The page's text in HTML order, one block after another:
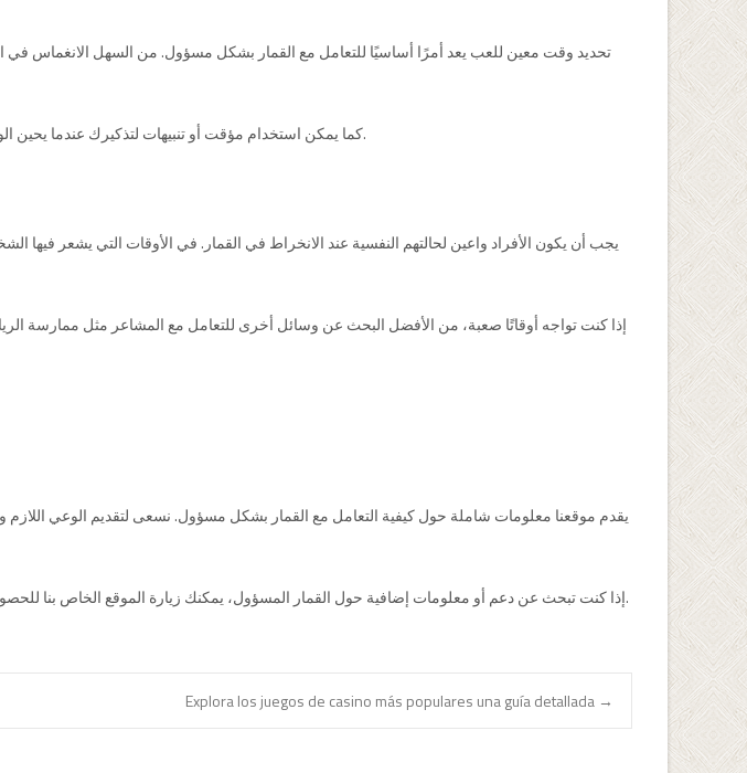
تحديد وقت معين للعب يعد أمرًا أساسيًا للتعامل مع القمار بشكل مسؤول. من السهل الانغماس في
كما يمكن استخدام مؤقت أو تنبيهات لتذكيرك عندما يحين الوقت للتوقف. بهذه الطريقة، يمكنك الاستمتاع بتجربة القمار دون أن تسمح لها بالتحكم في وقتك وحياتك.
يجب أن يكون الأفراد واعين لحالتهم النفسية عند الانخراط في القمار. في الأوقات التي يشعر
إذا كنت تواجه أوقاتًا صعبة، من الأفضل البحث عن وسائل أخرى للتعامل مع المشاعر مثل ممارسة
يقدم موقعنا معلومات شاملة حول كيفية التعامل مع القمار بشكل مسؤول. نسعى لتقديم الوعي اللازم
إذا كنت تبحث عن دعم أو معلومات إضافية حول القمار المسؤول، يمكنك زيارة الموقع الخاص بنا للحصول على أحدث المقالات والموارد التي تساعدك في اتخاذ خطوات إيجابية نحو تجربة قمار آمنة ومسؤولة.
Explora los juegos de casino más populares una guía detallada →